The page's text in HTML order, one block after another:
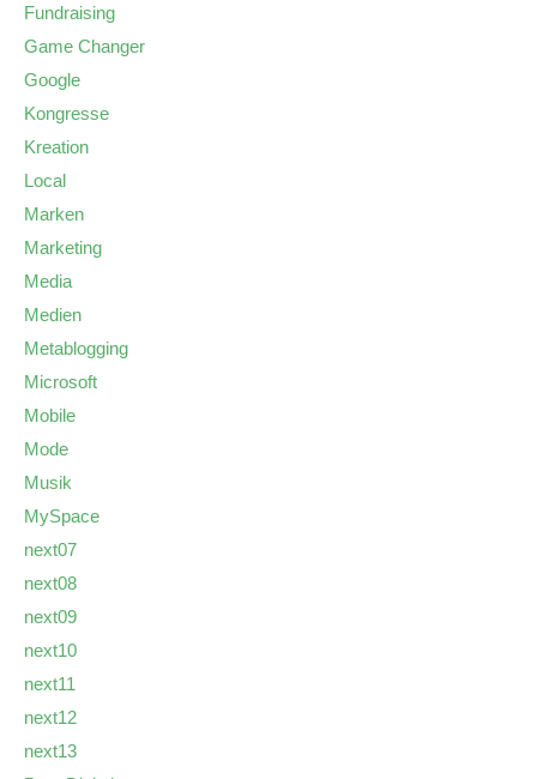
Fundraising
Game Changer
Google
Kongresse
Kreation
Local
Marken
Marketing
Media
Medien
Metablogging
Microsoft
Mobile
Mode
Musik
MySpace
next07
next08
next09
next10
next11
next12
next13